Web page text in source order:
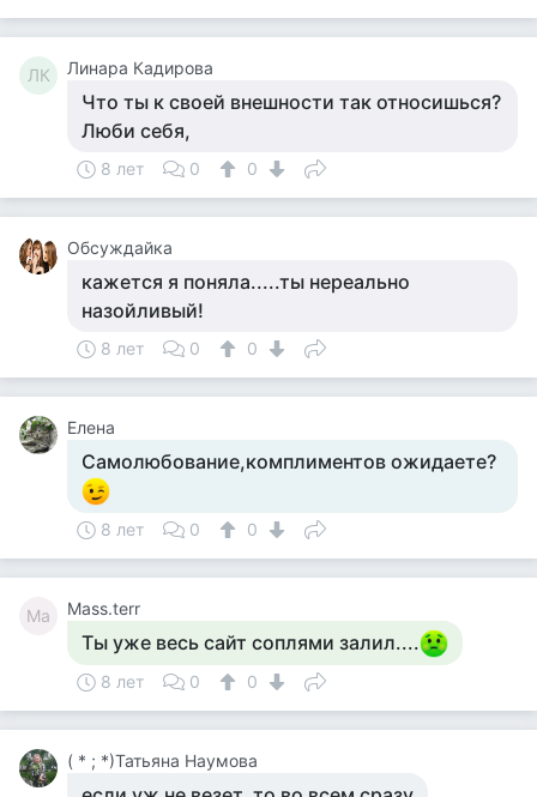
ЛК Линара Кадирова
Что ты к своей внешности так относишься?
Люби себя,
8 лет 0 0
Обсуждайка
кажется я поняла.....ты нереально
назойливый!
8 лет 0 0
Елена
Самолюбование,комплиментов ожидаете?
8 лет 0 0
Ma Mass.terr
Ты уже весь сайт соплями залил....
8 лет 0 0
( * ; *)Татьяна Наумова